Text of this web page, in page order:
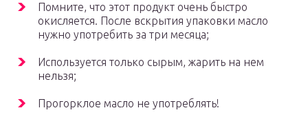
Помните, что этот продукт очень быстро
окисляется. После вскрытия упаковки масло
нужно употребить за три месяца;
Используется только сырым, жарить на нем
нельзя;
Прогорклое масло не употреблять!